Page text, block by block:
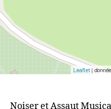
Leaflet|
Noiser et Assaut